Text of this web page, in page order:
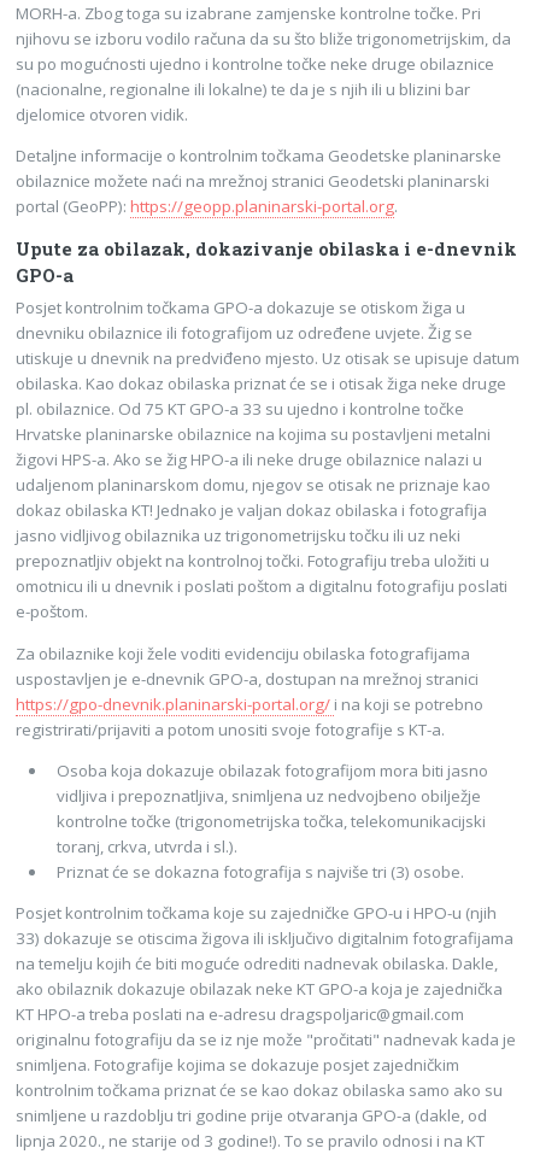
MORH-a. Zbog toga su izabrane zamjenske kontrolne točke. Pri
njihovu se izboru vodilo računa da su što bliže trigonometrijskim, da
su po mogućnosti ujedno i kontrolne točke neke druge obilaznice
(nacionalne, regionalne ili lokalne) te da je s njih ili u blizini bar
djelomice otvoren vidik.
Detaljne informacije o kontrolnim točkama Geodetske planinarske
obilaznice možete naći na mrežnoj stranici Geodetski planinarski
portal (GeoPP):https://geopp.planinarski-portal.org.
Upute za obilazak, dokazivanje obilaska i e-dnevnik
GPO-a
Posjet kontrolnim točkama GPO-a dokazuje se otiskom žiga u
dnevniku obilaznice ili fotografijom uz određene uvjete. Žig se
utiskuje u dnevnik na predviđeno mjesto. Uz otisak se upisuje datum
obilaska. Kao dokaz obilaska priznat će se i otisak žiga neke druge
pl. obilaznice. Od 75 KT GPO-a 33 su ujedno i kontrolne točke
Hrvatske planinarske obilaznice na kojima su postavljeni metalni
žigovi HPS-a. Ako se žig HPO-a ili neke druge obilaznice nalazi u
udaljenom planinarskom domu, njegov se otisak ne priznaje kao
dokaz obilaska KT! Jednako je valjan dokaz obilaska i fotografija
jasno vidljivog obilaznika uz trigonometrijsku točku ili uz neki
prepoznatljiv objekt na kontrolnoj točki. Fotografiju treba uložiti u
omotnicu ili u dnevnik i poslati poštom a digitalnu fotografiju poslati
e-poštom.
Za obilaznike koji žele voditi evidenciju obilaska fotografijama
uspostavljen je e-dnevnik GPO-a, dostupan na mrežnoj stranici
https://gpo-dnevnik.planinarski-portal.org/ i na koji se potrebno
registrirati/prijaviti a potom unositi svoje fotografije s KT-a.
Osoba koja dokazuje obilazak fotografijom mora biti jasno
vidljiva i prepoznatljiva, snimljena uz nedvojbeno obilježje
kontrolne točke (trigonometrijska točka, telekomunikacijski
toranj, crkva, utvrda i sl.).
Priznat će se dokazna fotografija s najviše tri (3) osobe.
Posjet kontrolnim točkama koje su zajedničke GPO-u i HPO-u (njih
33) dokazuje se otiscima žigova ili isključivo digitalnim fotografijama
na temelju kojih će biti moguće odrediti nadnevak obilaska. Dakle,
ako obilaznik dokazuje obilazak neke KT GPO-a koja je zajednička
KT HPO-a treba poslati na e-adresu dragspoljaric@gmail.com
originalnu fotografiju da se iz nje može "pročitati" nadnevak kada je
snimljena. Fotografije kojima se dokazuje posjet zajedničkim
kontrolnim točkama priznat će se kao dokaz obilaska samo ako su
snimljene u razdoblju tri godine prije otvaranja GPO-a (dakle, od
lipnja 2020., ne starije od 3 godine!). To se pravilo odnosi i na KT